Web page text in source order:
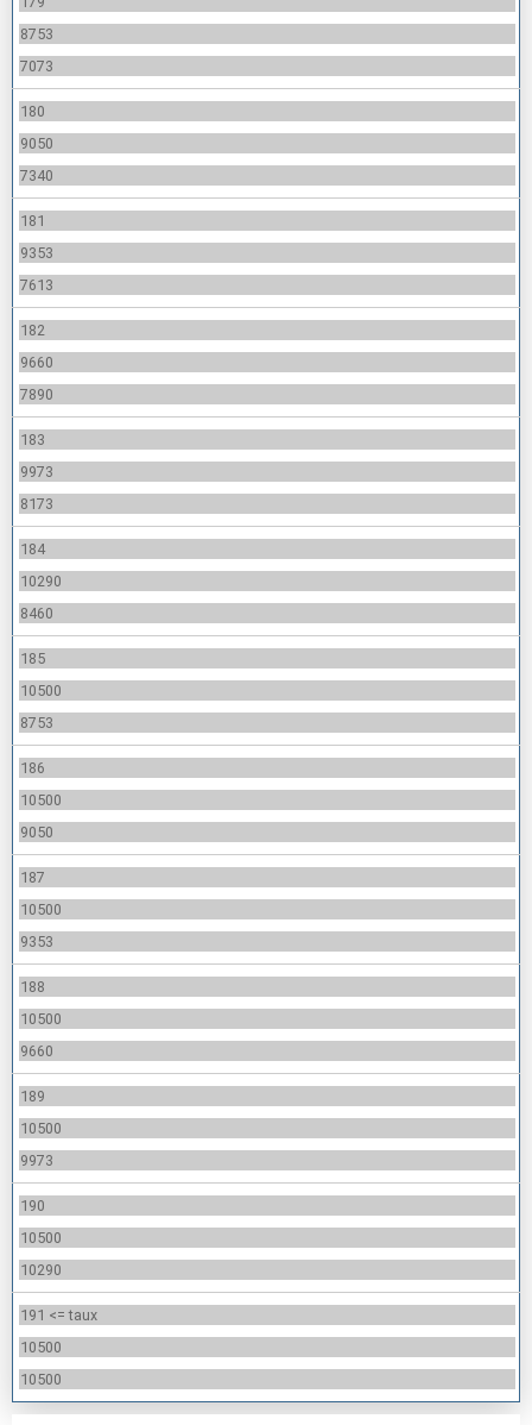
8753
7073
180
9050
7340
181
9353
7613
182
9660
7890
183
9973
8173
184
10290
8460
185
10500
8753
186
10500
9050
187
10500
9353
188
10500
9660
189
10500
9973
190
10500
10290
191 <= taux
10500
10500